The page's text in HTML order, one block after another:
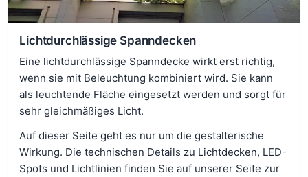
Lichtdurchlässige Spanndecken
Eine lichtdurchlässige Spanndecke wirkt erst richtig,
wenn sie mit Beleuchtung kombiniert wird. Sie kann
als leuchtende Fläche eingesetzt werden und sorgt für
sehr gleichmäßiges Licht.
Auf dieser Seite geht es nur um die gestalterische
Wirkung. Die technischen Details zu Lichtdecken, LED-
Spots und Lichtlinien finden Sie auf unserer Seite zur